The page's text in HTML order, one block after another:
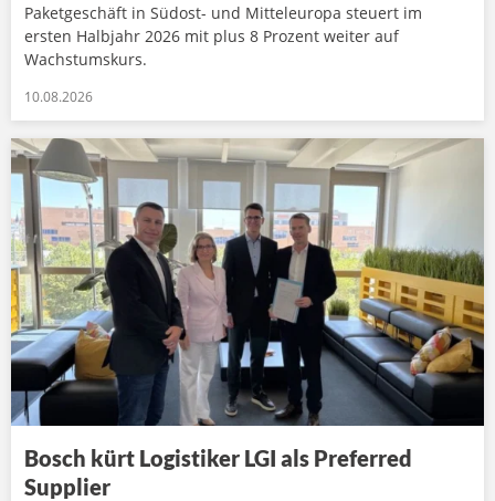
Paketgeschäft in Südost- und Mitteleuropa steuert im
ersten Halbjahr 2026 mit plus 8 Prozent weiter auf
Wachstumskurs.
10.08.2026
Bosch kürt Logistiker LGI als Preferred
Supplier